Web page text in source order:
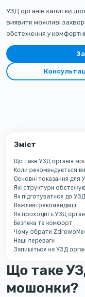
УЗД органів калитки
виявити можливі
обстеження у
Що таке
мошонки?
Зміст
Що таке УЗД органів
Коли рекомендується
Основні показання для
Які структури
Як підготуватися до
Важливі рекомендації
Як проходить УЗД
Безпека та комфорт
Чому обрати
Наші переваги
Запишіться на УЗД